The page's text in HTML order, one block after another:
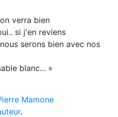
verra bien
si j'en reviens
serons bien avec nos
blanc... »
Mamone
.